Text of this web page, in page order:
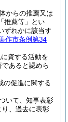
からの推薦又は
推薦等」とい
ずれかに該当す
作市条例第34
資する活動を
あると認めら
の促進に関する
いて、知事表彰
、過去に表彰